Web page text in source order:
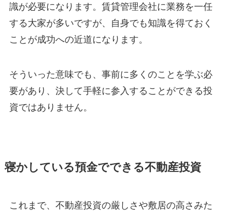
識が必要になります。賃貸管理会社に業務を一任
する大家が多いですが、自身でも知識を得ておく
ことが成功への近道になります。
そういった意味でも、事前に多くのことを学ぶ必
要があり、決して手軽に参入することができる投
資ではありません。
寝かしている預金でできる不動産投資
これまで、不動産投資の厳しさや敷居の高さみた